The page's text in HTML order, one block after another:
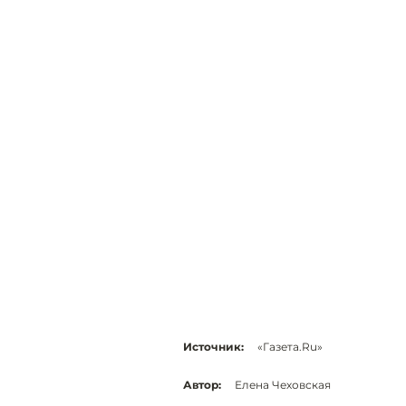
Источник: «Газета.Ru»
Автор: Елена Чеховская